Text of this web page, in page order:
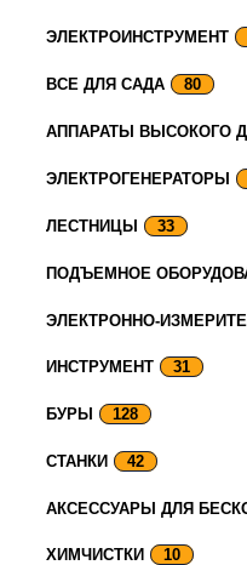
ЭЛЕКТРОИНСТРУМЕНТ
ВСЕ ДЛЯ САДА 80
АППАРАТЫ ВЫСОКОГО
ЭЛЕКТРОГЕНЕРАТОРЫ
ЛЕСТНИЦЫ 33
ПОДЪЕМНОЕ
ЭЛЕКТРОННО-
ИНСТРУМЕНТ 31
БУРЫ 128
СТАНКИ 42
АКСЕССУАРЫ ДЛЯ
ХИМЧИСТКИ 10